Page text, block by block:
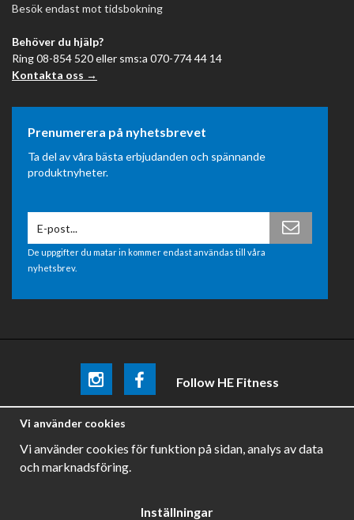
Besök endast mot tidsbokning
Behöver du hjälp?
Ring 08-854 520 eller sms:a 070-774 44 14
Kontakta oss →
Prenumerera på nyhetsbrevet
Ta del av våra bästa erbjudanden och spännande
produktnyheter.
De uppgifter du matar in kommer endast användas till våra
nyhetsbrev.
Follow HE Fitness
Be the firstto know aboutpromotions, news and training
Vi använder cookies
Vi använder cookies för funktion på sidan, analys av data
och marknadsföring.
Inställningar